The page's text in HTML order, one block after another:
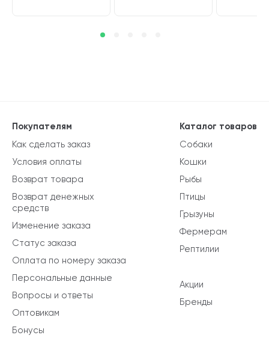
Каталог товаров
Собаки
Кошки
Рыбы
Птицы
Грызуны
Фермерам
Рептилии
Акции
Бренды
Покупателям
Как сделать заказ
Условия оплаты
Возврат товара
Возврат денежных
средств
Изменение заказа
Статус заказа
Оплата по номеру заказа
Персональные данные
Вопросы и ответы
Оптовикам
Бонусы